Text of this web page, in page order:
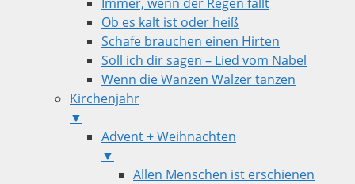
Ob es kalt ist oder heiß
Schafe brauchen einen Hirten
Soll ich dir sagen – Lied vom Nabel
Wenn die Wanzen Walzer tanzen
Kirchenjahr
▼
Advent + Weihnachten
▼
Allen Menschen ist erschienen